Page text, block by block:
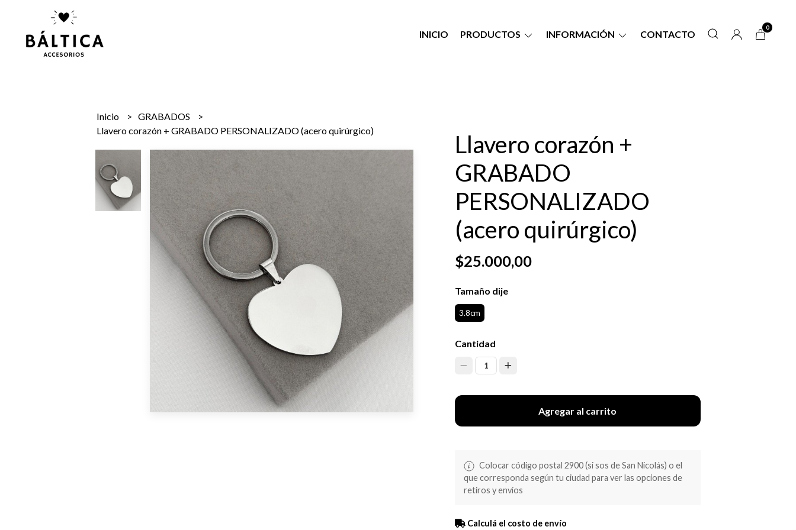
INICIO PRODUCTOS INFORMACIÓN CONTACTO
0
Inicio
GRABADOS
Llavero corazón + GRABADO PERSONALIZADO (acero quirúrgico)
Llavero corazón +
GRABADO
PERSONALIZADO
(acero quirúrgico)
$25.000,00
Tamaño dije
3.8cm
Cantidad
1
Agregar al carrito
Colocar código postal 2900 (si sos de San Nicolás) o el
que corresponda según tu ciudad para ver las opciones de
retiros y envíos
Calculá el costo de envío